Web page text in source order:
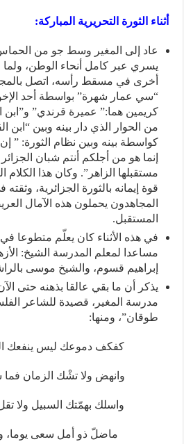
أثناء الثورة التحريرية المباركة:
عاد إلى المغير وسط جو من الحماس
يسري عبر كامل أنحاء الوطن، ولما
أخرى في مسقط رأسه، اتصل
“سي عمار شهرة” بواسطة أحد
كريمين هما:” عميرة قرندي” و”ابن
من الحوار الذي دار بينه وبين “ابن
كواسطة بينه وبين نظام الثورة: ”
إنما هو من أجلكم أنتم شبان الجزائر
مستقبلها الزاهر”. وكان هذا
قوة إيمانه بالثورة الجزائرية،
المجاهدون يحملون هذه الآمال
المستقبل.
في هذه الأثناء كان يعلّم متطوعا
مساعدا لمعلم المدرسة الشيخ:
إبراهيم قسوم، والشيخ موسى
يذكر أن ما بقي عالقا بذهنه حتى
مدرسة المغير، قصيدة للشاعر
طوقان”، ومنها:
كفكف دموعك ليس ينفعك
وانهض ولا تشْك الزمان فما
واسلك بهمّتك السبيل ولا
ماضلّ ذو أمل سعى يوما،